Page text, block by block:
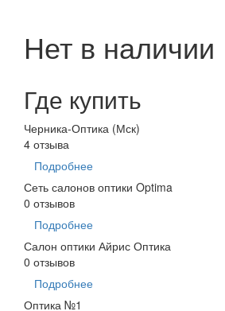
Нет в наличии
Где купить
Черника-Оптика (Мск)
4 отзыва
Подробнее
Сеть салонов оптики Optima
0 отзывов
Подробнее
Салон оптики Айрис Оптика
0 отзывов
Подробнее
Оптика №1